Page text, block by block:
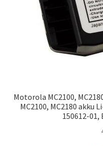
Motorola MC2100,
MC2100, MC2180 akku
150612-01,